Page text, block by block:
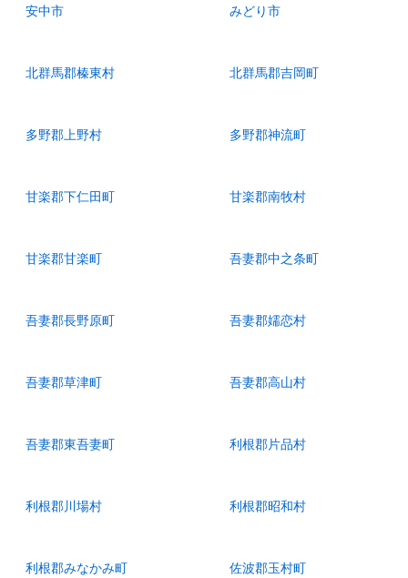
安中市 みどり市
北群馬郡榛東村 北群馬郡吉岡町
多野郡上野村 多野郡神流町
甘楽郡下仁田町 甘楽郡南牧村
甘楽郡甘楽町 吾妻郡中之条町
吾妻郡長野原町 吾妻郡嬬恋村
吾妻郡草津町 吾妻郡高山村
吾妻郡東吾妻町 利根郡片品村
利根郡川場村 利根郡昭和村
利根郡みなかみ町 佐波郡玉村町